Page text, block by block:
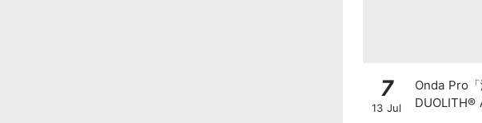
7
13 Jul
Onda Pro
DUOLITH®